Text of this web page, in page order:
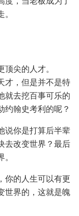
才，但是并不是特
就去挖百事可乐的
约翰史考利的呢？
说你是打算后半辈
去改变世界？最后
你的人生可以有更
世界的，这就是魄